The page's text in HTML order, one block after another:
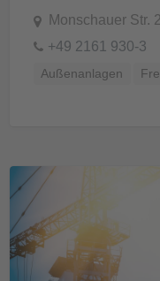
Monschauer Str.
+49 2161 930-3
Außenanlagen